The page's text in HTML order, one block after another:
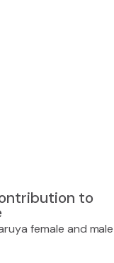
to
female and male